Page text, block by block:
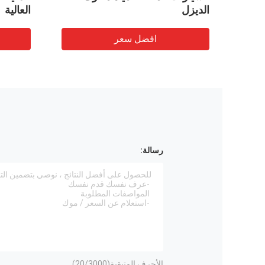
العالية
الديزل
افضل سعر
رسالة: